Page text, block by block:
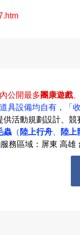
公開最多團康遊戲
具設備均自有，
「
供活動規劃設計、
蟲 （ 陸上行舟
陸上
服務區域：屏東 高雄